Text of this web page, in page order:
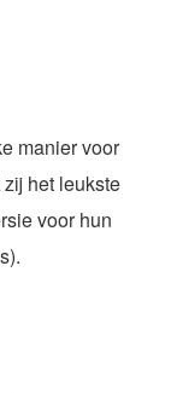
manier voor
het leukste
voor hun